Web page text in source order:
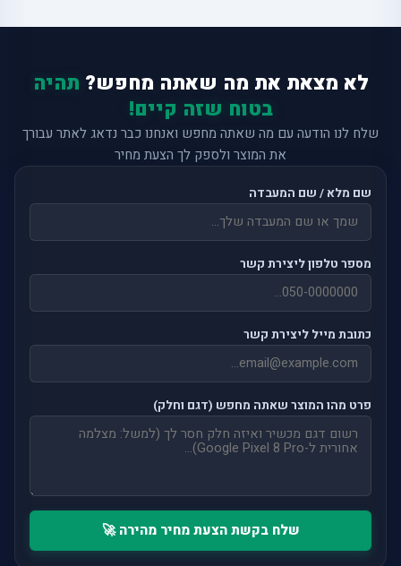
לא מצאת את מה שאתה מחפש? תהיה
בטוח שזה קיים!
שלח לנו הודעה עם מה שאתה מחפש ואנחנו כבר נדאג לאתר עבורך
את המוצר ולספק לך הצעת מחיר
שם מלא / שם המעבדה
מספר טלפון ליצירת קשר
כתובת מייל ליצירת קשר
פרט מהו המוצר שאתה מחפש (דגם וחלק)
שלח בקשת הצעת מחיר מהירה 🚀